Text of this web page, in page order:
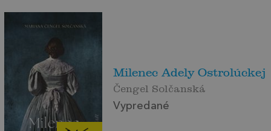
Milenec Adely Ostrolúckej
Čengel Solčanská
Vypredané